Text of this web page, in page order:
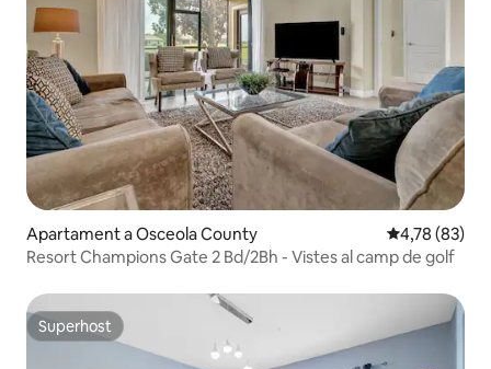
Apartament a Osceola County 4,78 de
4,78 (83)
Resort Champions Gate 2 Bd/2Bh - Vistes al camp de golf
Superhost
Superhost